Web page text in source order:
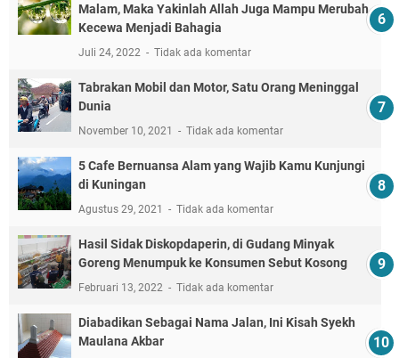
Malam, Maka Yakinlah Allah Juga Mampu Merubah
Kecewa Menjadi Bahagia
Juli 24, 2022 Tidak ada komentar
Tabrakan Mobil dan Motor, Satu Orang Meninggal
Dunia
November 10, 2021 Tidak ada komentar
5 Cafe Bernuansa Alam yang Wajib Kamu Kunjungi
di Kuningan
Agustus 29, 2021 Tidak ada komentar
Hasil Sidak Diskopdaperin, di Gudang Minyak
Goreng Menumpuk ke Konsumen Sebut Kosong
Februari 13, 2022 Tidak ada komentar
Diabadikan Sebagai Nama Jalan, Ini Kisah Syekh
Maulana Akbar